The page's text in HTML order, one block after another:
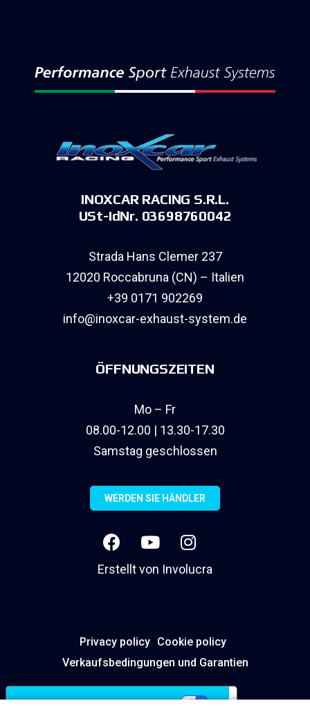
INOXCAR RACING S.R.L.
USt-IdNr. 03698760042
Strada Hans Clemer 237
12020 Roccabruna (CN) – Italien
+39 0171 902269
info@inoxcar-exhaust-system.de
ÖFFNUNGSZEITEN
Mo – Fr
08.00-12.00 | 13.30-17.30
Samstag geschlossen
WERDEN SIE HÄNDLER
Erstellt von Involucra
Privacy policy Cookie policy
Verkaufsbedingungen und Garantien